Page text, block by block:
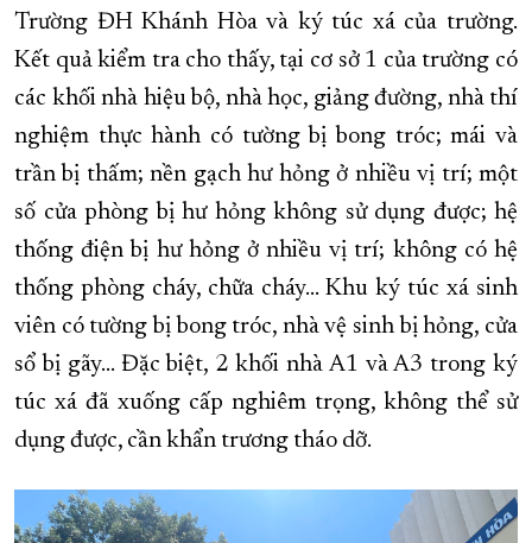
Trường ĐH Khánh Hòa và ký túc xá của trường.
Kết quả kiểm tra cho thấy, tại cơ sở 1 của trường có
các khối nhà hiệu bộ, nhà học, giảng đường, nhà thí
nghiệm thực hành có tường bị bong tróc; mái và
trần bị thấm; nền gạch hư hỏng ở nhiều vị trí; một
số cửa phòng bị hư hỏng không sử dụng được; hệ
thống điện bị hư hỏng ở nhiều vị trí; không có hệ
thống phòng cháy, chữa cháy… Khu ký túc xá sinh
viên có tường bị bong tróc, nhà vệ sinh bị hỏng, cửa
sổ bị gãy… Đặc biệt, 2 khối nhà A1 và A3 trong ký
túc xá đã xuống cấp nghiêm trọng, không thể sử
dụng được, cần khẩn trương tháo dỡ.